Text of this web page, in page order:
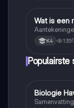
Wat is een
K4 135
Populairste
Biologie
Biologie